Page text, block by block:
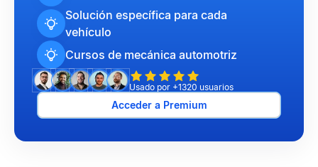
Solución específica para cada
vehículo
Cursos de mecánica automotriz
Usado por +1320 usuarios
Acceder a Premium